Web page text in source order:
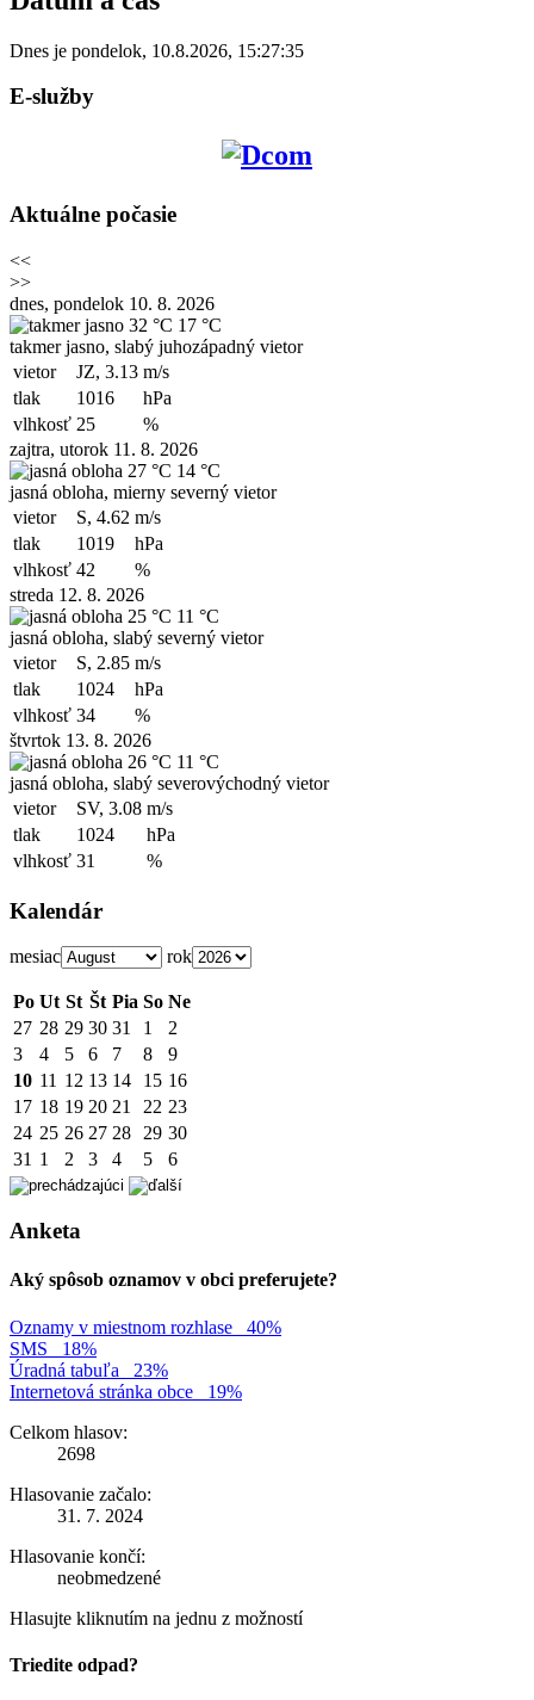
Dnes je pondelok, 10.8.2026, 15:27:35
E-služby
Aktuálne počasie
<<
>>
dnes, pondelok 10. 8. 2026
32 °C 17 °C
takmer jasno, slabý juhozápadný vietor
vietor
JZ, 3.13 m/s
tlak
1016
hPa
vlhkosť 25
%
zajtra, utorok 11. 8. 2026
27 °C 14 °C
jasná obloha, mierny severný vietor
vietor
S, 4.62 m/s
tlak
1019
hPa
vlhkosť 42
%
streda 12. 8. 2026
25 °C 11 °C
jasná obloha, slabý severný vietor
vietor
S, 2.85 m/s
tlak
1024
hPa
vlhkosť 34
%
štvrtok 13. 8. 2026
26 °C 11 °C
jasná obloha, slabý severovýchodný vietor
vietor
SV, 3.08 m/s
tlak
1024
hPa
vlhkosť 31 %
Kalendár
mesiac rok
Po Ut St Št Pia So Ne
27 28 29 30 31 1
2
3
4 5 6 7 8
9
10 11 12 13 14 15 16
17 18 19 20 21 22 23
24 25 26 27 28 29 30
31 1 2 3 4 5 6
Anketa
Aký spôsob oznamov v obci preferujete?
Oznamy v miestnom rozhlase
40%
SMS
18%
Úradná tabuľa
23%
Internetová stránka obce
19%
Celkom hlasov:
2698
Hlasovanie začalo:
31. 7. 2024
Hlasovanie končí:
neobmedzené
Hlasujte kliknutím na jednu z možností
Triedite odpad?